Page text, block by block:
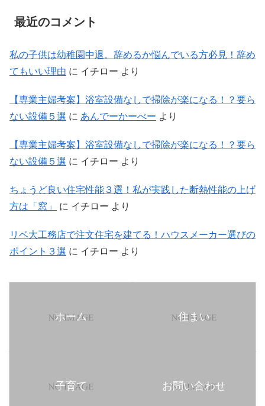
最近のコメント
私の子供は幼稚園中退。辞めるか悩んでいる方必見！辞め
てもいい理由 に イチロー より
【専業主婦考案】浴室設備なしで掃除が楽になる！？要ら
ない設備５選 に あんでーかーべー より
【専業主婦考案】浴室設備なしで掃除が楽になる！？要ら
ない設備５選 に イチロー より
ちょうど良い住宅性能３選！私が実践した断熱性能の上げ
方は「窓」
に イチロー より
リベ大工務店で注文住宅を建てる！ハウスメーカー選びの
ポイント３選 に イチロー より
ホーム 住まい
子育て お問い合わせ